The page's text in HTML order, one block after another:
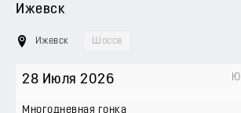
Ижевск
Ижевск Шоссе
28 Июля 2026
Многодневная гонка